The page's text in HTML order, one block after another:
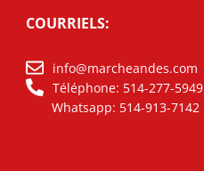
COURRIELS:
info@marcheandes.com
Téléphone: 514-277-5949
Whatsapp: 514-913-7142